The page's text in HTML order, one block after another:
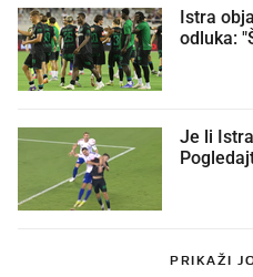
Istra
odluka:
Je li
PRIKAŽI